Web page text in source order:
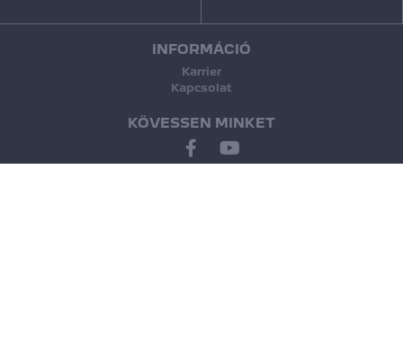
INFORMÁCIÓ
Karrier
Kapcsolat
KÖVESSEN MINKET